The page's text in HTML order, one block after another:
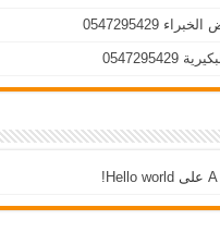
0547295429
A على Hello world!